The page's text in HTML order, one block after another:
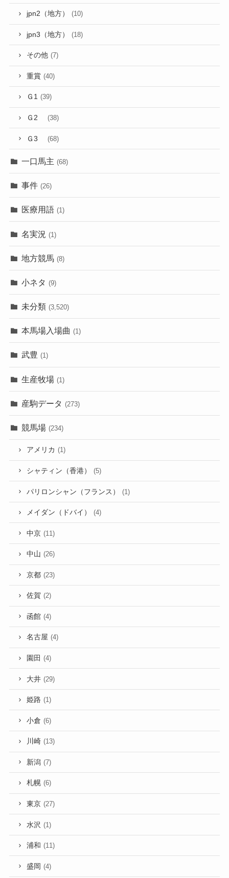
jpn2（地方） (10)
jpn3（地方） (18)
その他 (7)
重賞 (40)
Ｇ1 (39)
Ｇ2 (38)
Ｇ3 (68)
一口馬主 (68)
事件 (26)
医療用語 (1)
名実況 (1)
地方競馬 (8)
小ネタ (9)
未分類 (3,520)
本馬場入場曲 (1)
武豊 (1)
生産牧場 (1)
産駒データ (273)
競馬場 (234)
アメリカ (1)
シャティン（香港） (5)
パリロンシャン（フランス） (1)
メイダン（ドバイ） (4)
中京 (11)
中山 (26)
京都 (23)
佐賀 (2)
函館 (4)
名古屋 (4)
園田 (4)
大井 (29)
姫路 (1)
小倉 (6)
川崎 (13)
新潟 (7)
札幌 (6)
東京 (27)
水沢 (1)
浦和 (11)
盛岡 (4)